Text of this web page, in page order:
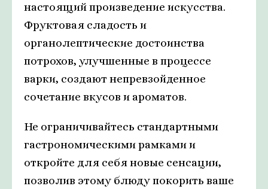
настоящий произведение искусства.
Фруктовая сладость и
органолептические достоинства
потрохов, улучшенные в процессе
варки, создают непревзойденное
сочетание вкусов и ароматов.
Не ограничивайтесь стандартными
гастрономическими рамками и
откройте для себя новые сенсации,
позволив этому блюду покорить ваше